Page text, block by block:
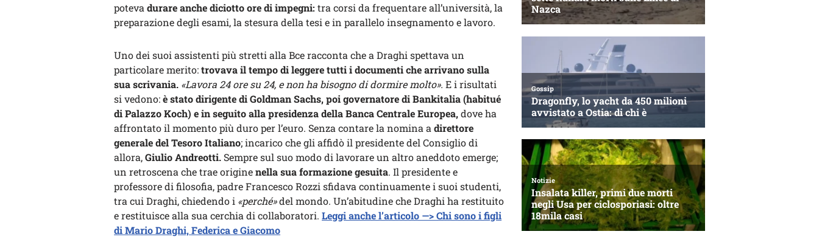
poteva durare anche diciotto ore di impegni: tra corsi da frequentare all’università, la
preparazione degli esami, la stesura della tesi e in parallelo insegnamento e lavoro.
Uno dei suoi assistenti più stretti alla Bce racconta che a Draghi spettava un
particolare merito:trovava il tempo di leggere tutti i documenti che arrivano sulla
sua scrivania. «Lavora 24 ore su 24, e non ha bisogno di dormire molto». E i risultati
si vedono:è stato dirigente di Goldman Sachs, poi governatore di Bankitalia (habitué
di Palazzo Koch) e in seguito alla presidenza della Banca Centrale Europea,dove ha
affrontato il momento più duro per l’euro. Senza contare la nomina a direttore
generale del Tesoro Italiano; incarico che gli affidò il presidente del Consiglio di
allora,Giulio Andreotti. Sempre sul suo modo di lavorare un altro aneddoto emerge;
un retroscena che trae originenella sua formazione gesuita. Il presidente e
professore di filosofia, padre Francesco Rozzi sfidava continuamente i suoi studenti,
tra cui Draghi, chiedendo i «perché»del mondo. Un’abitudine che Draghi ha restituito
e restituisce alla sua cerchia di collaboratori. Leggi anche l’articolo —> Chi sono i figli
di Mario Draghi, Federica e Giacomo